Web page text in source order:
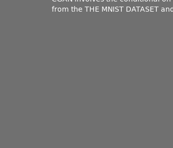
from the THE MNIST DATASET